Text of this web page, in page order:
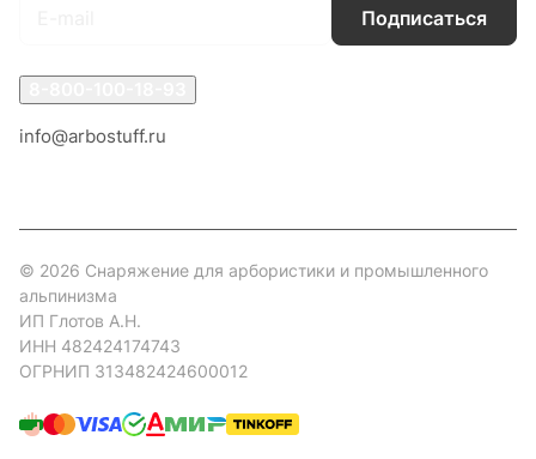
Подписаться
info@arbostuff.ru
© 2026 Снаряжение для арбористики и промышленного
альпинизма
ИП Глотов А.Н.
ИНН 482424174743
ОГРНИП 313482424600012